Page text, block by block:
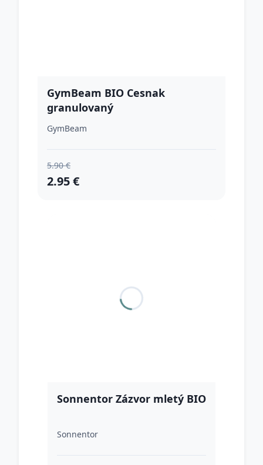
GymBeam BIO Cesnak
granulovaný
GymBeam
5.90 €
2.95 €
Sonnentor Zázvor mletý BIO
Sonnentor